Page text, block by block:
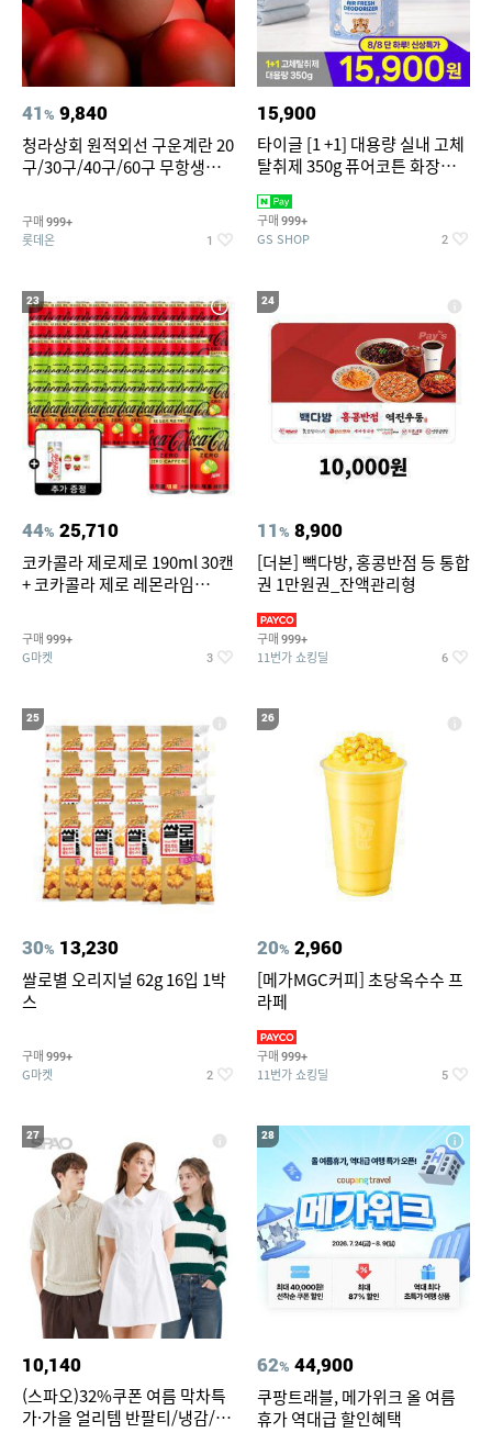
41% 9,840
청라상회 원적외선 구운계란 20
구/30구/40구/60구 무항생제
구매 999+
롯데온 1
15,900
타이글 [1 +1] 대용량 실내 고체
탈취제 350g 퓨어코튼 화장실
구매 999+
GS SHOP 2
23
44% 25,710
코카콜라 제로제로 190ml 30캔
+ 코카콜라 제로 레몬라임
티커 세트
구매 999+
G마켓 3
24
11% 8,900
[더본] 빽다방, 홍콩반점 등 통합
권 1만원권_잔액관리형
구매 999+
11번가 쇼킹딜 6
25
30% 13,230
쌀로별 오리지널 62g 16입 1박
스
구매 999+
G마켓 2
26
20% 2,960
[메가MGC커피] 초당옥수수 프
라페
구매 999+
11번가 쇼킹딜 5
27
10,140
(스파오)32%쿠폰 여름 막차특
가·가을 얼리템 반팔티/냉감/반
28
62% 44,900
쿠팡트래블, 메가위크 올 여름
휴가 역대급 할인혜택